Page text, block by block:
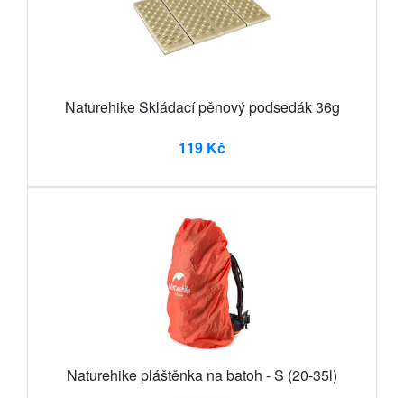
Naturehike Skládací pěnový podsedák 36g
119 Kč
Naturehike pláštěnka na batoh - S (20-35l)